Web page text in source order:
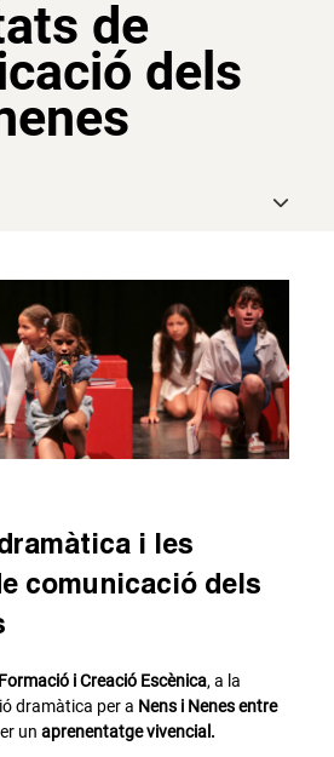
de
dels
i les
comunicació dels
i Creació Escènica, a la
dramàtica per a Nens i Nenes entre
unaprenentatge vivencial.